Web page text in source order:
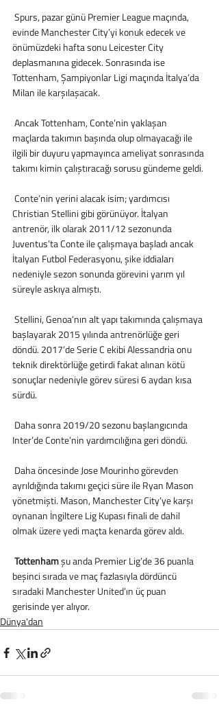
evinde Manchester City’yi konuk edecek ve
önümüzdeki hafta sonu Leicester City
deplasmanına gidecek. Sonrasında ise
Tottenham, Şampiyonlar Ligi maçında İtalya’da
Milan ile karşılaşacak.
maçlarda takımın başında olup olmayacağı ile
ilgili bir duyuru yapmayınca ameliyat sonrasında
takımı kimin çalıştıracağı sorusu gündeme geldi.
Christian Stellini gibi görünüyor. İtalyan
antrenör, ilk olarak 2011/12 sezonunda
Juventus’ta Conte ile çalışmaya başladı ancak
İtalyan Futbol Federasyonu, şike iddiaları
nedeniyle sezon sonunda görevini yarım yıl
süreyle askıya almıştı.
başlayarak 2015 yılında antrenörlüğe geri
döndü. 2017’de Serie C ekibi Alessandria onu
teknik direktörlüğe getirdi fakat alınan kötü
sonuçlar nedeniyle görev süresi 6 aydan kısa
sürdü.
Inter’de Conte’nin yardımcılığına geri döndü.
ayrıldığında takımı geçici süre ile Ryan Mason
yönetmişti. Mason, Manchester City’ye karşı
oynanan İngiltere Lig Kupası finali de dahil
olmak üzere yedi maçta kenarda görev aldı.
Tottenham şu anda Premier Lig’de 36 puanla
beşinci sırada ve maç fazlasıyla dördüncü
sıradaki Manchester United’ın üç puan
gerisinde yer alıyor.
Dünya'dan